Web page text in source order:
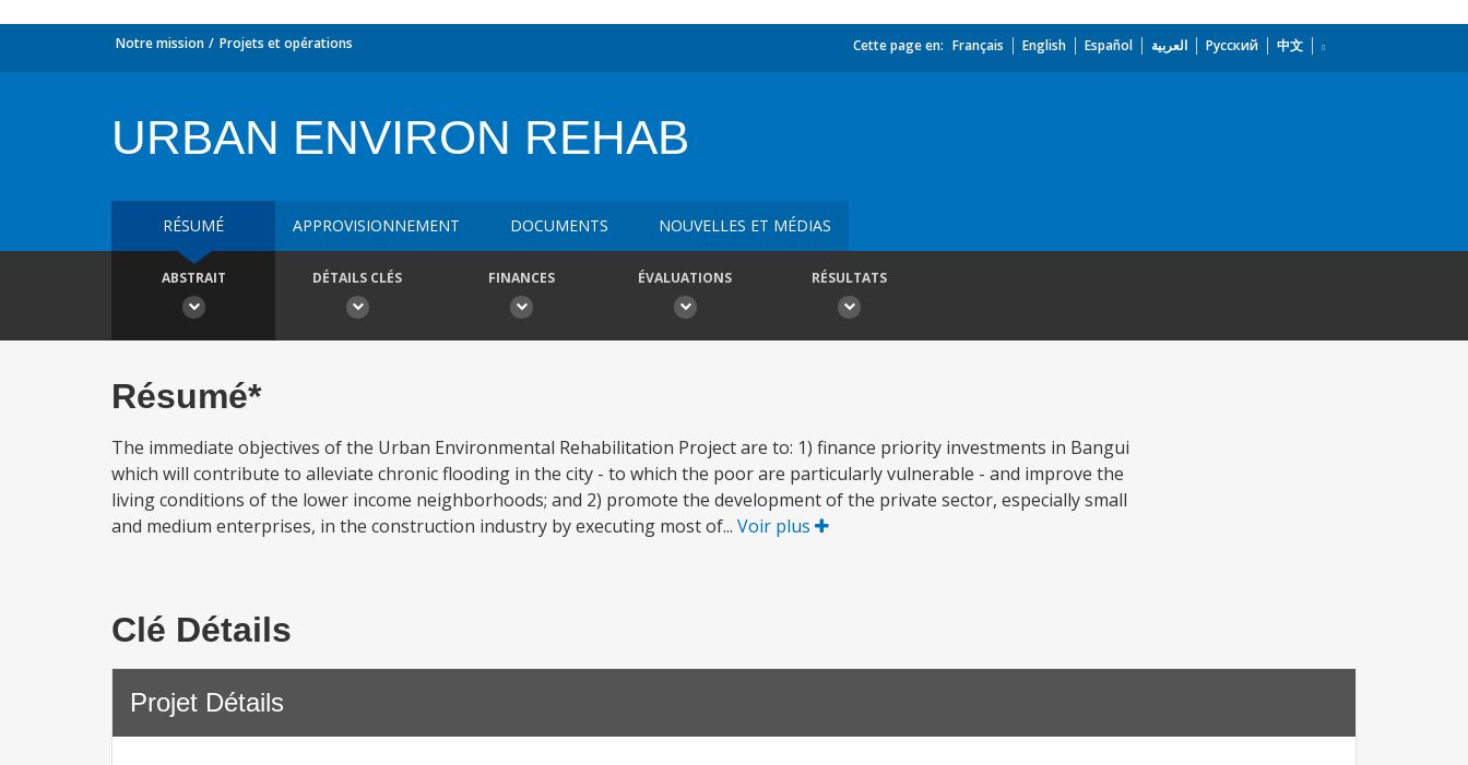
Notre mission Projets et opérations Cette page en: Français English Español العربية Русский 中文
URBAN ENVIRON REHAB
RÉSUMÉ APPROVISIONNEMENT DOCUMENTS NOUVELLES ET MÉDIAS
ABSTRAIT DÉTAILS CLÉS FINANCES ÉVALUATIONS RÉSULTATS
Résumé*
The immediate objectives of the Urban Environmental Rehabilitation Project are to: 1) finance priority investments in Bangui
which will contribute to alleviate chronic flooding in the city - to which the poor are particularly vulnerable - and improve the
living conditions of the lower income neighborhoods; and 2) promote the development of the private sector, especially small
and medium enterprises, in the construction industry by executing most of... Voir plus
Clé Détails
Projet Détails